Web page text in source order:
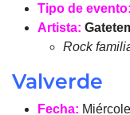
Tipo de evento:
Artista:
Rock
Valverde
Fecha: